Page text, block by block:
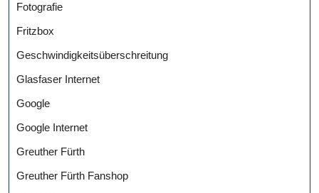
Fotografie
Fritzbox
Geschwindigkeitsüberschreitung
Glasfaser Internet
Google
Google Internet
Greuther Fürth
Greuther Fürth Fanshop